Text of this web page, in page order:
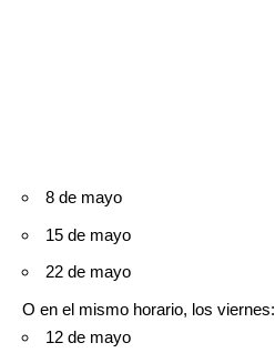
8 de mayo
15 de mayo
22 de mayo
O en el mismo horario, los viernes:
12 de mayo